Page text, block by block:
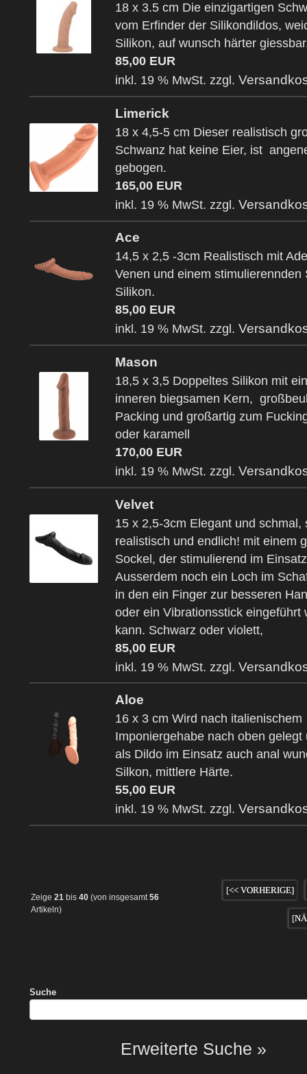
18 x 3.5 cm Die einzigartigen
vom Erfinder der Silikondildos,
Silikon, auf wunsch härter
85,00 EUR
inkl. 19 % MwSt. zzgl.
Limerick
18 x 4,5-5 cm Dieser realistisch
Schwanz hat keine Eier, ist
gebogen.
165,00 EUR
inkl. 19 % MwSt. zzgl.
Ace
14,5 x 2,5 -3cm Realistisch mit
Venen und einem
Silikon.
85,00 EUR
inkl. 19 % MwSt. zzgl.
Mason
18,5 x 3,5 Doppeltes Silikon mit
inneren biegsamen Kern,
Packing und großartig zum
oder karamell
170,00 EUR
inkl. 19 % MwSt. zzgl.
Velvet
15 x 2,5-3cm Elegant und schmal,
realistisch und endlich! mit einem
Sockel, der stimulierend im
Ausserdem noch ein Loch im
in den ein Finger zur besseren
oder ein Vibrationsstick eingeführt
kann. Schwarz oder violett,
85,00 EUR
inkl. 19 % MwSt. zzgl.
Aloe
16 x 3 cm Wird nach italienischem
Imponiergehabe nach oben gelegt
als Dildo im Einsatz auch anal
Silkon, mittlere Härte.
55,00 EUR
inkl. 19 % MwSt. zzgl.
Zeige 21 bis 40 (von insgesamt56
Artikeln)
[<< VORHERIGE]
Suche
Erweiterte Suche »